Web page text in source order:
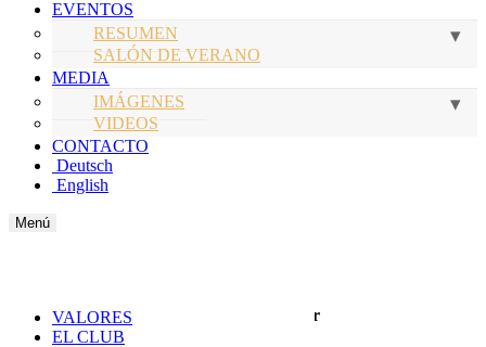
EVENTOS
RESUMEN
SALÓN DE VERANO
MEDIA
IMÁGENES
VIDEOS
CONTACTO
Deutsch
English
Menú
VALORES
EL CLUB
Una velada inolvidable en la sede de Käfer